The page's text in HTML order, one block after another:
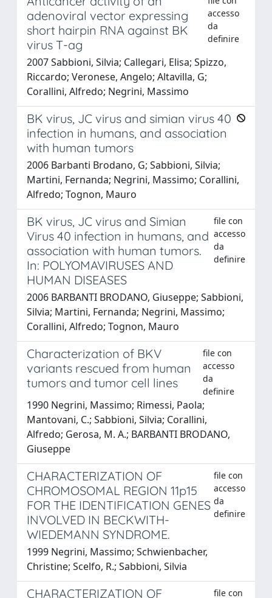
adenoviral vector expressing
short hairpin RNA against BK
virus T-ag
accesso
da
definire
2007 Sabbioni, Silvia; Callegari, Elisa; Spizzo,
Riccardo; Veronese, Angelo; Altavilla, G;
Corallini, Alfredo; Negrini, Massimo
BK virus, JC virus and simian virus 40
infection in humans, and association
with human tumors
2006 Barbanti Brodano, G; Sabbioni, Silvia;
Martini, Fernanda; Negrini, Massimo; Corallini,
Alfredo; Tognon, Mauro
BK virus, JC virus and Simian
Virus 40 infection in humans, and
association with human tumors.
In: POLYOMAVIRUSES AND
HUMAN DISEASES
file con
accesso
da
definire
2006 BARBANTI BRODANO, Giuseppe; Sabbioni,
Silvia; Martini, Fernanda; Negrini, Massimo;
Corallini, Alfredo; Tognon, Mauro
Characterization of BKV
variants rescued from human
tumors and tumor cell lines
file con
accesso
da
definire
1990 Negrini, Massimo; Rimessi, Paola;
Mantovani, C.; Sabbioni, Silvia; Corallini,
Alfredo; Gerosa, M. A.; BARBANTI BRODANO,
Giuseppe
CHARACTERIZATION OF
CHROMOSOMAL REGION 11p15
FOR THE IDENTIFICATION GENES
INVOLVED IN BECKWITH-
WIEDEMANN SYNDROME.
file con
accesso
da
definire
1999 Negrini, Massimo; Schwienbacher,
Christine; Scelfo, R.; Sabbioni, Silvia
CHARACTERIZATION OF
file con